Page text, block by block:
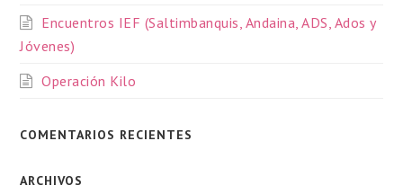
Encuentros IEF (Saltimbanquis, Andaina, ADS, Ados y
Jóvenes)
Operación Kilo
COMENTARIOS RECIENTES
ARCHIVOS